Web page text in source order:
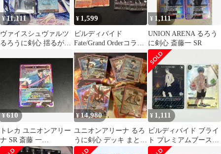
¥11,111
ヴァイスシュヴァルツ
るろうに剣心 揺るがな
¥ 1,599
ビルディバイド
Fate/Grand Orderコラ
ボ カード
¥ 1,111
UNION ARENA るろう
に剣心 斎藤一 SR
¥610
トレカ ユニオンアリー
ナ SR 斎藤 一
UA41BT/RNK-1-040 る
¥ 14,980
ユニオンアリーナ るろ
うに剣心 デッキ まとめ
売り
¥ 1,111
ビルディバイド ブライ
ト プレミアムブースタ
ーパック 斎藤一